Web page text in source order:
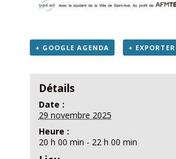
+ GOOGLE AGENDA +
Détails
Date :
29 novembre 2025
Heure :
20 h 00 min - 22 h 00 min